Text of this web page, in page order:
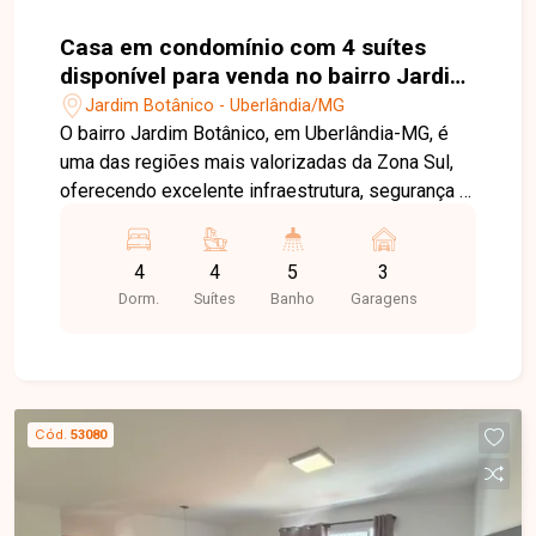
Casa em condomínio com 4 suítes
disponível para venda no bairro Jardim
Botânico em Uberlândia-MG
Jardim Botânico - Uberlândia/MG
O bairro Jardim Botânico, em Uberlândia-MG, é
uma das regiões mais valorizadas da Zona Sul,
oferecendo excelente infraestrutura, segurança e
Próximo a comércios, escolas, supermercados e
diversos serviços, proporciona conforto,
praticidade e qualidade de vida em um ambiente
pé-direito de 4,5 metros, integrada à cozinha
gourmet, 04 suítes, sendo 02 com closet e 01
suíte máster com amplo closet, banheiro com
duas cubas e dois chuveiros, escritório, roupeiro
4
Dorm.
4
Suítes
5
Banho
3
Garagens
Cód. 53080